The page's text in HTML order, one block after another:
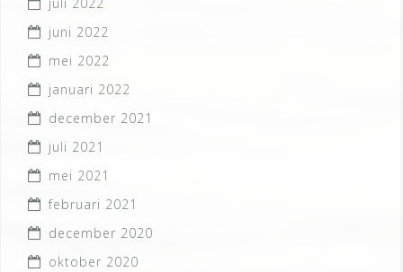
juni 2022
mei 2022
januari 2022
december 2021
juli 2021
mei 2021
februari 2021
december 2020
oktober 2020